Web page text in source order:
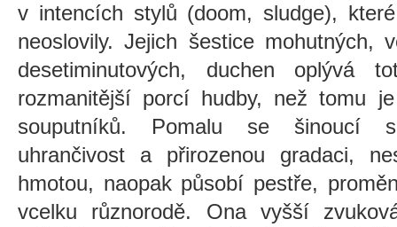
v intencích stylů (doom, sludge),
neoslovily. Jejich šestice mohutných,
desetiminutových, duchen oplývá
rozmanitější porcí hudby, než tomu
souputníků. Pomalu se šinoucí
uhrančivost a přirozenou gradaci,
hmotou, naopak působí pestře,
vcelku různorodě. Ona vyšší